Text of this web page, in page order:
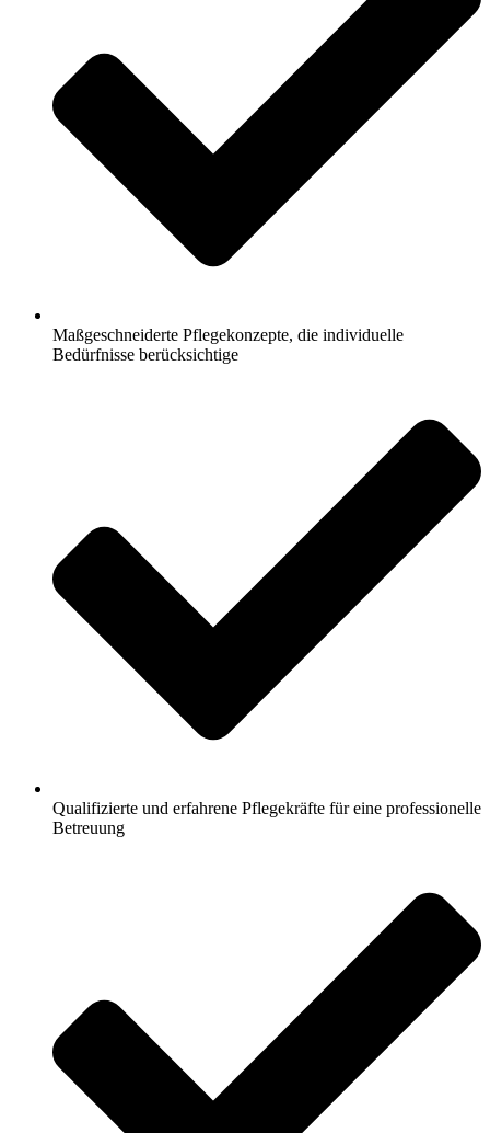
Maßgeschneiderte Pflegekonzepte, die individuelle
Bedürfnisse berücksichtige
Qualifizierte und erfahrene Pflegekräfte für eine professionelle
Betreuung